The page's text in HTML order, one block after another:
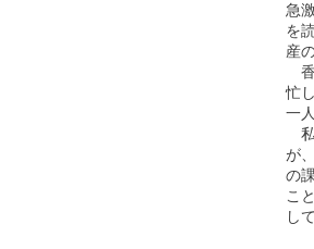
急
を
産
香
忙
一
私
が
の
こ
し